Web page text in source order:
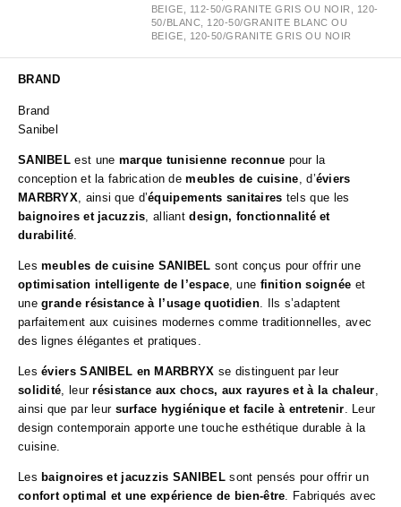
BEIGE, 112-50/GRANITE GRIS OU NOIR, 120-
50/BLANC, 120-50/GRANITE BLANC OU
BEIGE, 120-50/GRANITE GRIS OU NOIR
BRAND
Brand
Sanibel
SANIBEL est une marque tunisienne reconnue pour la
conception et la fabrication demeubles de cuisine, d’éviers
MARBRYX, ainsi que d’équipements sanitaires tels que les
baignoires et jacuzzis, alliantdesign, fonctionnalité et
durabilité.
Lesmeubles de cuisine SANIBEL sont conçus pour offrir une
optimisation intelligente de l’espace, une finition soignée et
unegrande résistance à l’usage quotidien. Ils s’adaptent
parfaitement aux cuisines modernes comme traditionnelles, avec
des lignes élégantes et pratiques.
Leséviers SANIBEL en MARBRYX se distinguent par leur
solidité, leurrésistance aux chocs, aux rayures et à la chaleur,
ainsi que par leur surface hygiénique et facile à entretenir. Leur
design contemporain apporte une touche esthétique durable à la
cuisine.
Les baignoires et jacuzzis SANIBELsont pensés pour offrir un
confort optimal et une expérience de bien-être. Fabriqués avec